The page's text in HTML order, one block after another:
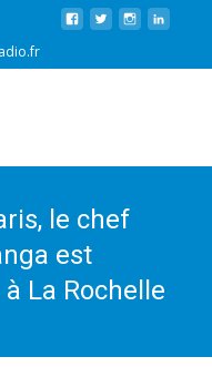
le chef
est
La Rochelle